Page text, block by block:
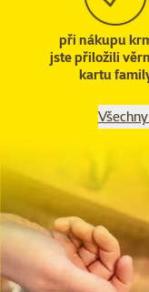
při nákupu
jste přiložili
kartu